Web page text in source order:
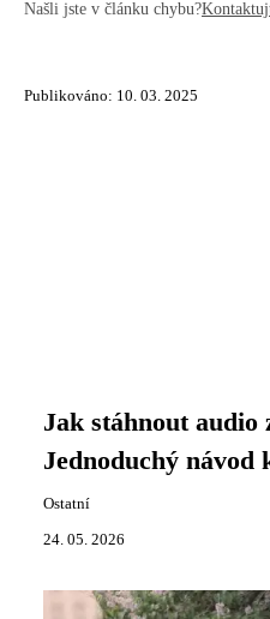
Našli jste v článku chybu?
Publikováno: 10. 03. 2025
Jak stáhnout audio
Jednoduchý návod
Ostatní
24. 05. 2026